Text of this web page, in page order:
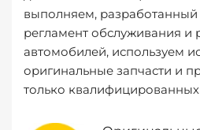
выполняем,
регламент обслуживания и
автомобилей, используем
оригинальные запчасти и
только